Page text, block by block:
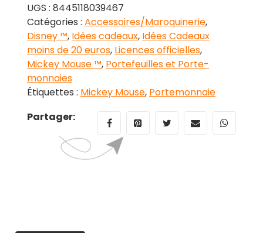
UGS : 8445118039467
Catégories : Accessoires/Maroquinerie,
Disney ™, Idées cadeaux, Idées Cadeaux
moins de 20 euros, Licences officielles,
Mickey Mouse ™, Portefeuilles et Porte-
monnaies
Étiquettes : Mickey Mouse, Portemonnaie
Partager: